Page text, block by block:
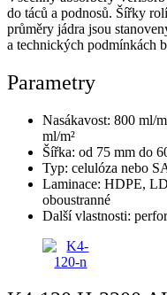
do táců a podnosů. Šířky
průměry jádra jsou
a technických podmínkách
Parametry
Nasákavost: 800 ml/
ml/m²
Šířka: od 75 mm do
Typ: celulóza nebo
Laminace: HDPE,
oboustranné
Další vlastnosti: